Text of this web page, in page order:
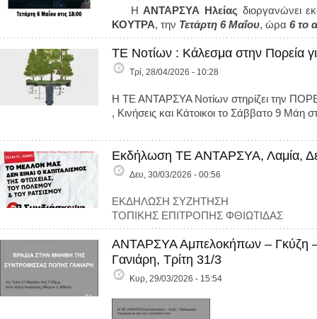
Η ΑΝΤΑΡΣΥΑ Ηλείας διοργανώνει
ΚΟΥΤΡΑ, την Τετάρτη 6 Μαΐου, ώρα 6 το
ΤΕ Νοτίων : Κάλεσμα στην Πορεία
Τρί, 28/04/2026 - 10:28
Η ΤΕ ΑΝΤΑΡΣΥΑ Νοτίων στηρίζει την
, Κινήσεις και Κάτοικοι το Σάββατο 9
Εκδήλωση ΤΕ ΑΝΤΑΡΣΥΑ, Λαμία,
Δευ, 30/03/2026 - 00:56
ΕΚΔΗΛΩΣΗ ΣΥΖΗΤΗΣΗ
ΤΟΠΙΚΗΣ ΕΠΙΤΡΟΠΗΣ ΦΘΙΩΤΙΔΑΣ
ΑΝΤΑΡΣΥΑ Αμπελοκήπων – Γκύζη
Γανιάρη, Τρίτη 31/3
Κυρ, 29/03/2026 - 15:54